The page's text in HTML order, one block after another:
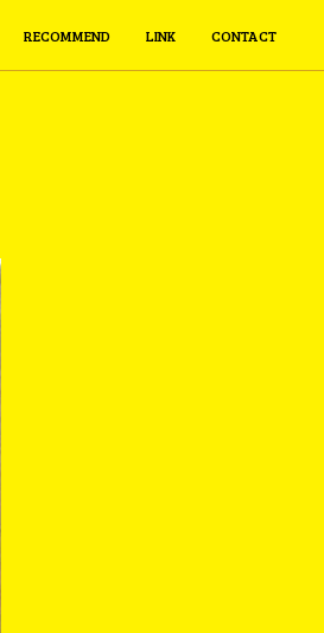
RECOMMEND LINK CONTACT